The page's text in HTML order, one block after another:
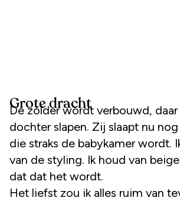
Grote dracht
De zolder wordt verbouwd,
dochter slapen. Zij slaapt nu
die straks de babykamer wordt.
van de styling. Ik houd van
dat dat het wordt.
Het liefst zou ik alles ruim van